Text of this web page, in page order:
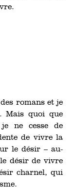
romans et je
Mais quoi que
ne cesse de
de vivre la
le désir – au-
désir de vivre
charnel, qui